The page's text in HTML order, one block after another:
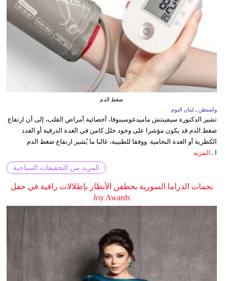
ضغط الدم
واشنطن ـ لبنان اليوم
تشير الدكتورة سيفينتش ماميدغوسينوفا، أخصائية أمراض القلب، إلى أن ارتفاع
ضغط الدم قد يكون مؤشرا على وجود خلل كامن في الغدة الدرقية أو الغدد
الكظرية أو الغدة النخامية. ووفقا للطبيبة، غالبا ما يُشير ارتفاع ضغط الدم
ا... المزيد
المزيد من التحقيقات السياحية
نجمات الدراما السورية يخطفن الأنظار بإطلالات راقية في حفل
Joy Awards